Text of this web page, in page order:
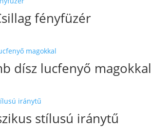
fényfüzér
dísz lucfenyő magokkal
stílusú iránytű